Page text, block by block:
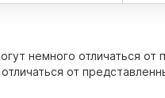
немного отличаться от
от